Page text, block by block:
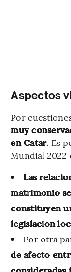
Aspectos
Por
muy
en Catar. Es
Mundial 2022
Las
matrimonio
constituyen
legislación
Por otra
de afecto